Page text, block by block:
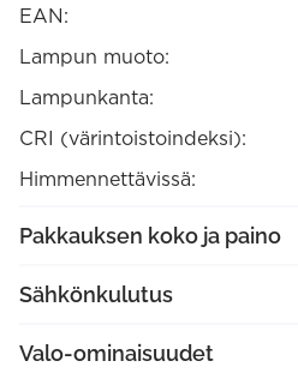
määrä
EAN:
Lampun muoto:
Lampunkanta:
CRI (värintoistoindeksi):
Himmennettävissä:
Pakkauksen koko ja paino
Sähkönkulutus
Valo-ominaisuudet